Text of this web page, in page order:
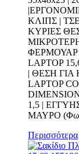
ΚΛΙΠΣ |
ΚΥΡΙΕΣ
ΦΕΡΜΟΥΑΡ
LAPTOP
| ΘΕΣΗ ΓΙΑ
LAPTOP
1,5 |
ΜΑΥΡΟ
Περισσότερα